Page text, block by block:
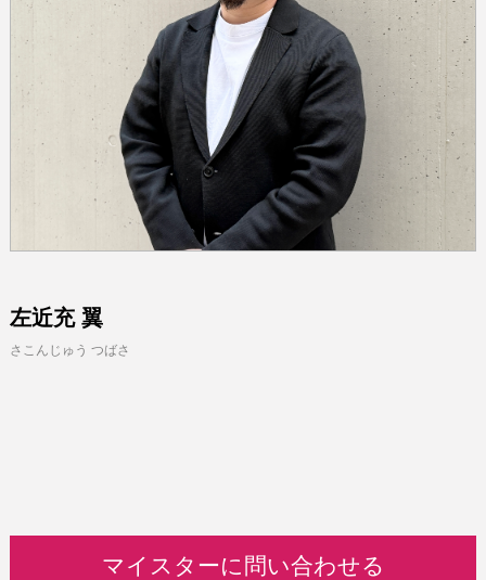
左近充 翼
さこんじゅう つばさ
マイスターに問い合わせる